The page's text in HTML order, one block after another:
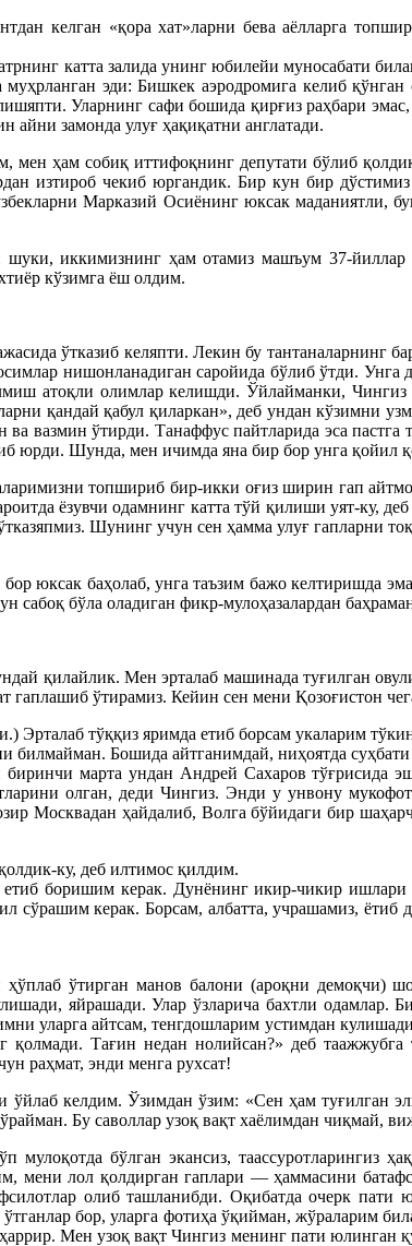
келган «қора хат»ларни бева аёлларга
катта залида унинг юбилейи муносабати
эди: Бишкек аэродромига келиб
Уларнинг сафи бошида қирғиз раҳбари
замонда улуғ ҳақиқатни англатади.
мен ҳам собиқ иттифоқнинг депутати бўлиб
изтироб чекиб юргандик. Бир кун бир
Марказий Осиёнинг юксак маданиятли,
иккимизнинг ҳам отамиз машъум 37-йиллар
кўзимга ёш олдим.
ўтказиб келяпти. Лекин бу тантаналарнинг
нишонланадиган саройида бўлиб ўтди. Унга
атоқли олимлар келишди. Ўйлайманки, Чингиз
қандай қабул қиларкан», деб ундан кўзимни
вазмин ўтирди. Танаффус пайтларида эса пастга
юрди. Шунда, мен ичимда яна бир бор унга қойил
топшириб бир-икки оғиз ширин гап
ёзувчи одамнинг катта тўй қилиши уят-ку,
Шунинг учун сен ҳамма улуғ гапларни
юксак баҳолаб, унга таъзим бажо келтиришда
сабоқ бўла оладиган фикр-мулоҳазалардан
қилайлик. Мен эрталаб машинада туғилган
ўтирамиз. Кейин сен мени Қозоғистон
тўққиз яримда етиб борсам укаларим
билмайман. Бошида айтганимдай, ниҳоятда
марта ундан Андрей Сахаров тўғрисида
олган, деди Чингиз. Энди у унвону
Москвадан ҳайдалиб, Волга бўйидаги бир
ку, деб илтимос қилдим.
боришим керак. Дунёнинг икир-чикир ишлари
керак. Борсам, албатта, учрашамиз, ётиб
ўтирган манов балони (ароқни демоқчи)
яйрашади. Улар ўзларича бахтли одамлар.
уларга айтсам, тенгдошларим устимдан
Тағин недан нолийсан?» деб
раҳмат, энди менга рухсат!
келдим. Ўзимдан ўзим: «Сен ҳам туғилган
Бу саволлар узоқ вақт хаёлимдан чиқмай,
бўлган экансиз, таассуротларингиз
мени лол қолдирган гаплари — ҳаммасини
олиб ташланибди. Оқибатда очерк пати
бор, уларга фотиҳа ўқийман, жўраларим
Мен узоқ вақт Чингиз менинг пати юлинган